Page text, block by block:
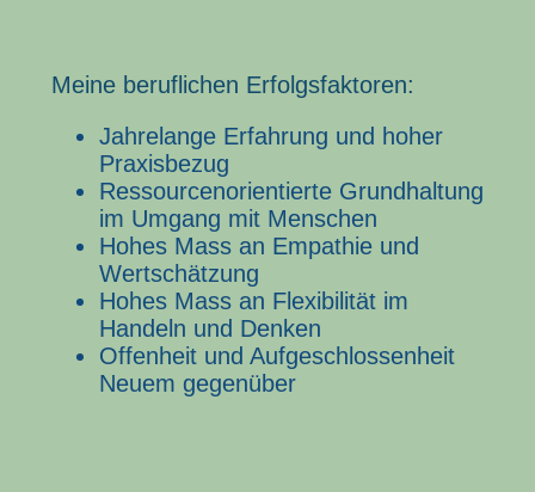
Meine beruflichen Erfolgsfaktoren:
Jahrelange Erfahrung und hoher
Praxisbezug
Ressourcenorientierte Grundhaltung
im Umgang mit Menschen
Hohes Mass an Empathie und
Wertschätzung
Hohes Mass an Flexibilität im
Handeln und Denken
Offenheit und Aufgeschlossenheit
Neuem gegenüber